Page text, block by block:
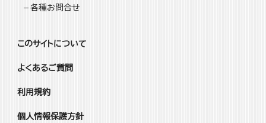
各種お問合せ
このサイトについて
よくあるご質問
利用規約
個人情報保護方針